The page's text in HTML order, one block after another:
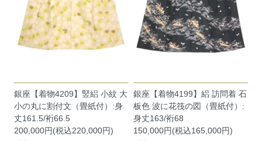
銀座【着物4209】竪絽 小紋 大
小の丸に割付文（畳紙付）:身
丈161.5/裄66.5
200,000円(税込220,000円)
銀座【着物4199】絽 訪問着 石
板色 波に花筏の図（畳紙付）:
身丈163/裄68
150,000円(税込165,000円)